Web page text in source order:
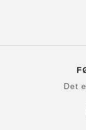
Det